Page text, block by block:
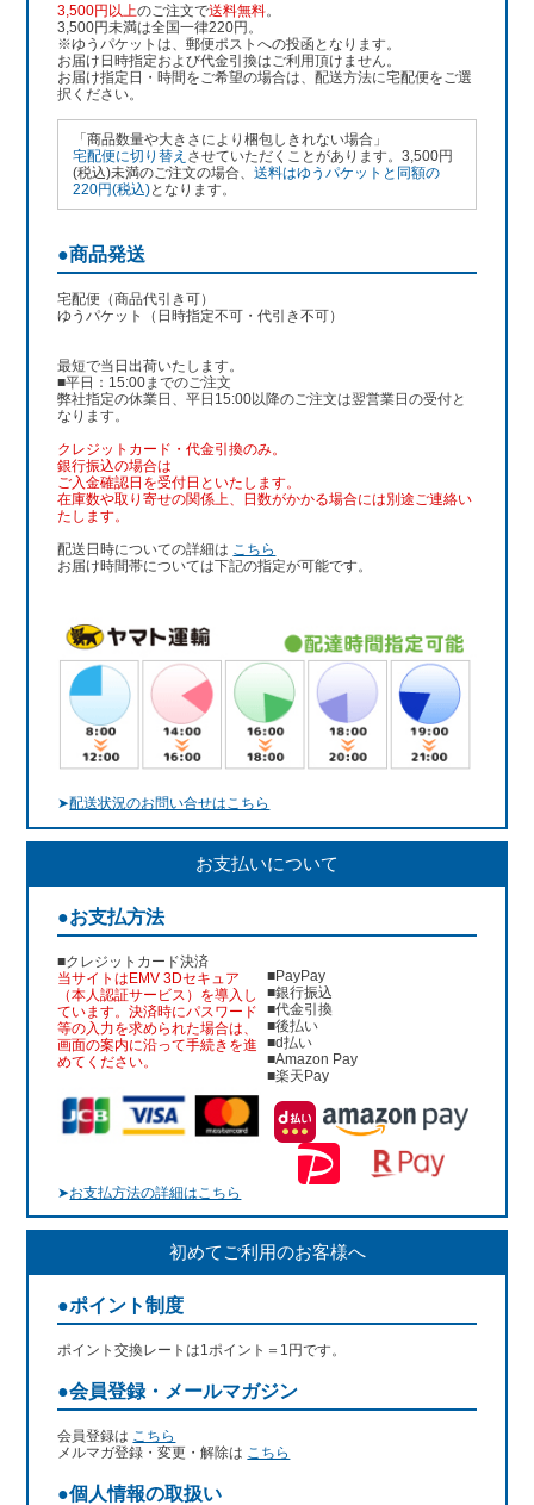
3,500円以上のご注文で送料無料。
3,500円未満は全国一律220円。
※ゆうパケットは、郵便ポストへの投函となります。
お届け日時指定および代金引換はご利用頂けません。
お届け指定日・時間をご希望の場合は、配送方法に宅配便をご選
択ください。
「商品数量や大きさにより梱包しきれない場合」
宅配便に切り替え させていただくことがあります。3,500円
(税込)未満のご注文の場合、送料はゆうパケットと同額の
220円(税込)となります。
●商品発送
宅配便（商品代引き可）
ゆうパケット（日時指定不可・代引き不可）
最短で当日出荷いたします。
■平日：15:00までのご注文
弊社指定の休業日、平日15:00以降のご注文は翌営業日の受付と
なります。
クレジットカード・代金引換のみ。
銀行振込の場合は
ご入金確認日を受付日といたします。
在庫数や取り寄せの関係上、日数がかかる場合には別途ご連絡い
たします。
配送日時についての詳細は こちら
お届け時間帯については下記の指定が可能です。
➤配送状況のお問い合せはこちら
お支払いについて
●お支払方法
■クレジットカード決済
当サイトはEMV 3Dセキュア
（本人認証サービス）を導入し
ています。決済時にパスワード
等の入力を求められた場合は、
画面の案内に沿って手続きを進
めてください。
■PayPay
■銀行振込
■代金引換
■後払い
■d払い
■Amazon Pay
■楽天Pay
➤お支払方法の詳細はこちら
初めてご利用のお客様へ
●ポイント制度
ポイント交換レートは1ポイント＝1円です。
●会員登録・メールマガジン
会員登録は こちら
メルマガ登録・変更・解除は こちら
●個人情報の取扱い